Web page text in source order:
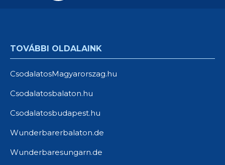
TOVÁBBI OLDALAINK
CsodalatosMagyarorszag.hu
Csodalatosbalaton.hu
Csodalatosbudapest.hu
Wunderbarerbalaton.de
Wunderbaresungarn.de